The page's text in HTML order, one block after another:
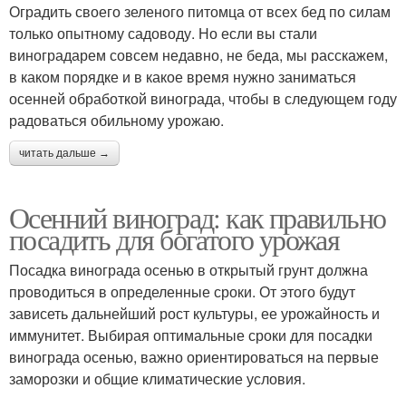
Оградить своего зеленого питомца от всех бед по силам
только опытному садоводу. Но если вы стали
виноградарем совсем недавно, не беда, мы расскажем,
в каком порядке и в какое время нужно заниматься
осенней обработкой винограда, чтобы в следующем году
радоваться обильному урожаю.
читать дальше →
Осенний виноград: как правильно
посадить для богатого урожая
Посадка винограда осенью в открытый грунт должна
проводиться в определенные сроки. От этого будут
зависеть дальнейший рост культуры, ее урожайность и
иммунитет. Выбирая оптимальные сроки для посадки
винограда осенью, важно ориентироваться на первые
заморозки и общие климатические условия.